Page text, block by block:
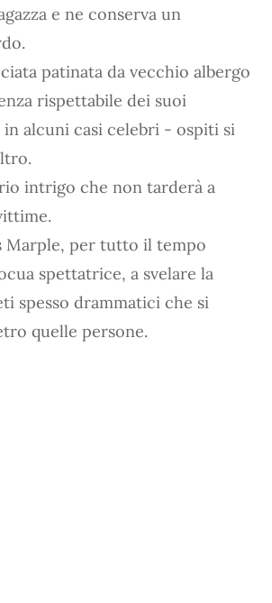
e ne conserva un
patinata da vecchio albergo
rispettabile dei suoi
alcuni casi celebri - ospiti si
intrigo che non tarderà a
Marple, per tutto il tempo
spettatrice, a svelare la
spesso drammatici che si
quelle persone.